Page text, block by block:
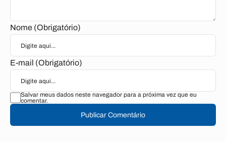
Nome (Obrigatório)
E-mail (Obrigatório)
Salvar meus dados neste navegador para a próxima vez que eu
comentar.
Publicar Comentário